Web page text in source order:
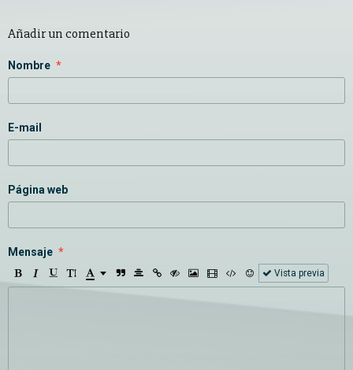
Añadir un comentario
Nombre
E-mail
Página web
Mensaje
Vista previa